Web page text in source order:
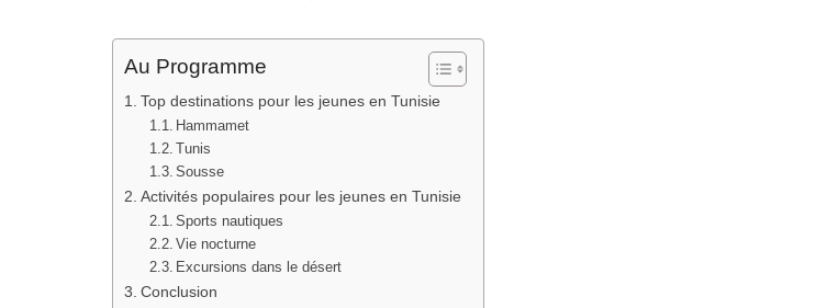
Au Programme
Top destinations pour les jeunes en Tunisie
Hammamet
Tunis
Sousse
Activités populaires pour les jeunes en Tunisie
Sports nautiques
Vie nocturne
Excursions dans le désert
Conclusion